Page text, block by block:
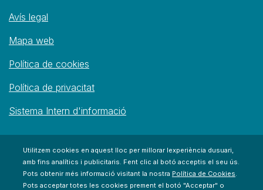
Avís legal
Mapa web
Política de cookies
Política de privacitat
Sistema Intern d'informació
Utilitzem cookies en aquest lloc per millorar lexperiència dusuari,
amb fins analítics i publicitaris. Fent clic al botó acceptis el seu ús.
Pots obtenir més informació visitant la nostra Política de Cookies.
Pots acceptar totes les cookies prement el botó "Acceptar" o